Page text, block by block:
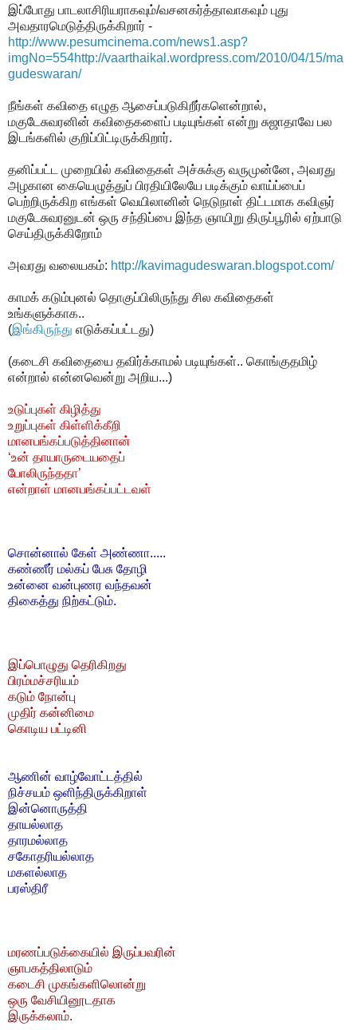
இப்போது பாடலாசிரியராகவும்/வசனகர்த்தாவாகவும் புது
அவதாரமெடுத்திருக்கிறார் -
http://www.pesumcinema.com/news1.asp?
imgNo=554http://vaarthaikal.wordpress.com/2010/04/15/ma
gudeswaran/
நீங்கள் கவிதை எழுத ஆசைப்படுகிறீர்களென்றால்,
மகுடேசுவரனின் கவிதைகளைப் படியுங்கள் என்று சுஜாதாவே பல
இடங்களில் குறிப்பிட்டிருக்கிறார்.
தனிப்பட்ட முறையில் கவிதைகள் அச்சுக்கு வருமுன்னே, அவரது
அழகான கையெழுத்துப் பிரதியிலேயே படிக்கும் வாய்ப்பைப்
பெற்றிருக்கிற எங்கள் வெயிலானின் நெடுநாள் திட்டமாக கவிஞர்
மகுடேசுவரனுடன் ஒரு சந்திப்பை இந்த ஞாயிறு திருப்பூரில் ஏற்பாடு
செய்திருக்கிறோம்
அவரது வலையகம்: http://kavimagudeswaran.blogspot.com/
காமக் கடும்புனல் தொகுப்பிலிருந்து சில கவிதைகள்
உங்களுக்காக..
(இங்கிருந்து எடுக்கப்பட்டது)
(கடைசி கவிதையை தவிர்க்காமல் படியுங்கள்.. கொங்குதமிழ்
என்றால் என்னவென்று அறிய...)
உடுப்புகள் கிழித்து
உறுப்புகள் கிள்ளிக்கீறி
மானபங்கப்படுத்தினான்
‘உன் தாயாருடையதைப்
போலிருந்ததா’
என்றாள் மானபங்கப்பட்டவள்
சொன்னால் கேள் அண்ணா.....
கண்ணீர் மல்கப் பேசு தோழி
உன்னை வன்புணர வந்தவன்
திகைத்து நிற்கட்டும்.
இப்பொழுது தெரிகிறது
பிரம்மச்சரியம்
கடும் நோன்பு
முதிர் கன்னிமை
கொடிய பட்டினி
ஆணின் வாழ்வோட்டத்தில்
நிச்சயம் ஒளிந்திருக்கிறாள்
இன்னொருத்தி
தாயல்லாத
தாரமல்லாத
சகோதரியல்லாத
மகளல்லாத
பரஸ்திரீ
மரணப்படுக்கையில் இருப்பவரின்
ஞாபகத்திலாடும்
கடைசி முகங்களிலொன்று
ஒரு வேசியினூடதாக
இருக்கலாம்.